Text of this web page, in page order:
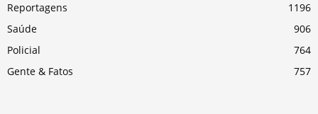
Reportagens
1196
Saúde
906
Policial
764
Gente & Fatos
757